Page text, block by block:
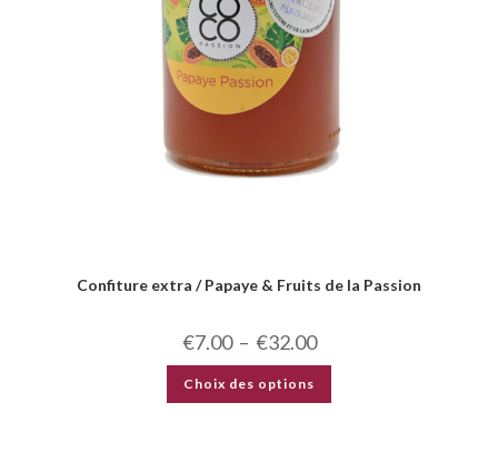
Confiture extra / Papaye & Fruits de la Passion
€7.00 – €32.00
Choix des options